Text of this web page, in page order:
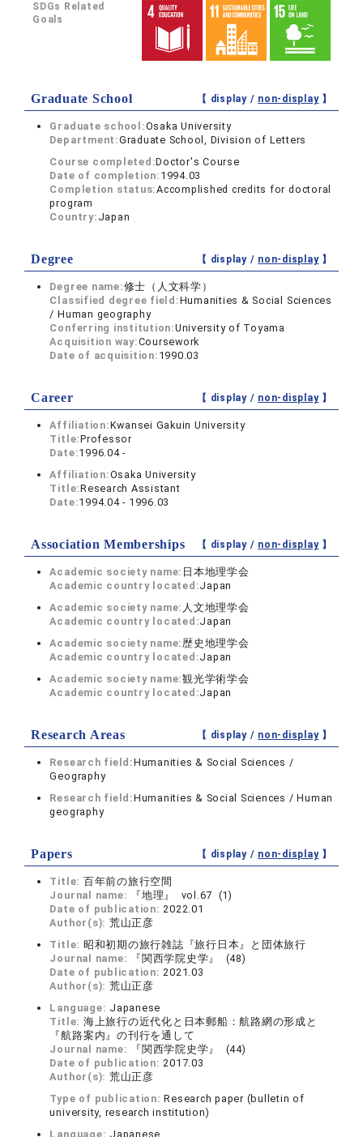
SDGs Related
Goals
Graduate School 【 display / non-display】
Graduate school:Osaka University
Department:Graduate School, Division of Letters
Course completed:Doctor's Course
Date of completion: 1994.03
Completion status:Accomplished credits for doctoral
program
Country: Japan
Degree 【 display / non-display】
Degree name:修士（人文科学）
Classified degree field:Humanities & Social Sciences
/ Human geography
Conferring institution:University of Toyama
Acquisition way:Coursework
Date of acquisition: 1990.03
Career 【 display / non-display】
Affiliation:Kwansei Gakuin University
Title:Professor
Date:1996.04 -
Affiliation:Osaka University
Title:Research Assistant
Date:1994.04 - 1996.03
Association Memberships 【 display / non-display】
Academic society name: 日本地理学会
Academic country located:Japan
Academic society name: 人文地理学会
Academic country located:Japan
Academic society name:歴史地理学会
Academic country located:Japan
Academic society name:観光学術学会
Academic country located:Japan
Research Areas 【 display / non-display】
Research field:Humanities & Social Sciences /
Geography
Research field:Humanities & Social Sciences / Human
geography
Papers 【 display / non-display】
Title: 百年前の旅行空間
Journal name:
『地理』 vol.67 (1)
Date of publication:2022.01
Author(s): 荒山正彦
Title: 昭和初期の旅行雑誌『旅行日本』と団体旅行
Journal name:
『関西学院史学』 (48)
Date of publication:2021.03
Author(s): 荒山正彦
Language: Japanese
Title: 海上旅行の近代化と日本郵船：航路網の形成と
『航路案内』の刊行を通して
Journal name:
『関西学院史学』 (44)
Date of publication:2017.03
Author(s): 荒山正彦
Type of publication:Research paper (bulletin of
university, research institution)
Language: Japanese